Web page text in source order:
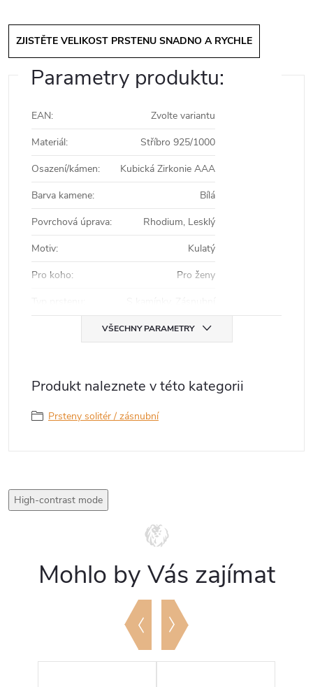
ZJISTĚTE VELIKOST PRSTENU SNADNO A RYCHLE
Parametry produktu:
EAN:
Zvolte variantu
Materiál:
Stříbro 925/1000
Osazení/kámen:
Kubická Zirkonie AAA
Barva kamene:
Bílá
Povrchová úprava:
Rhodium, Lesklý
Motiv:
Kulatý
Pro koho:
Pro ženy
VŠECHNY PARAMETRY
Produkt naleznete v této kategorii
Prsteny solitér / zásnubní
High-contrast mode
Mohlo by Vás zajímat